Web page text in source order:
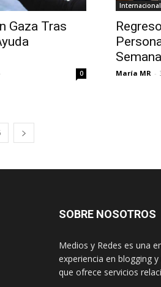
Gaza Tras
0
Internacional
María MR -
SOBRE NOSOTROS
Medios y Redes es una
experiencia en blogging
que ofrece servicios